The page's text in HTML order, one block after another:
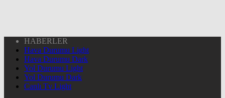
HABERLER
Hava Durumu Light
Hava Durumu Dark
Yol Durumu Light
Yol Durumu Dark
Canlı Tv Light